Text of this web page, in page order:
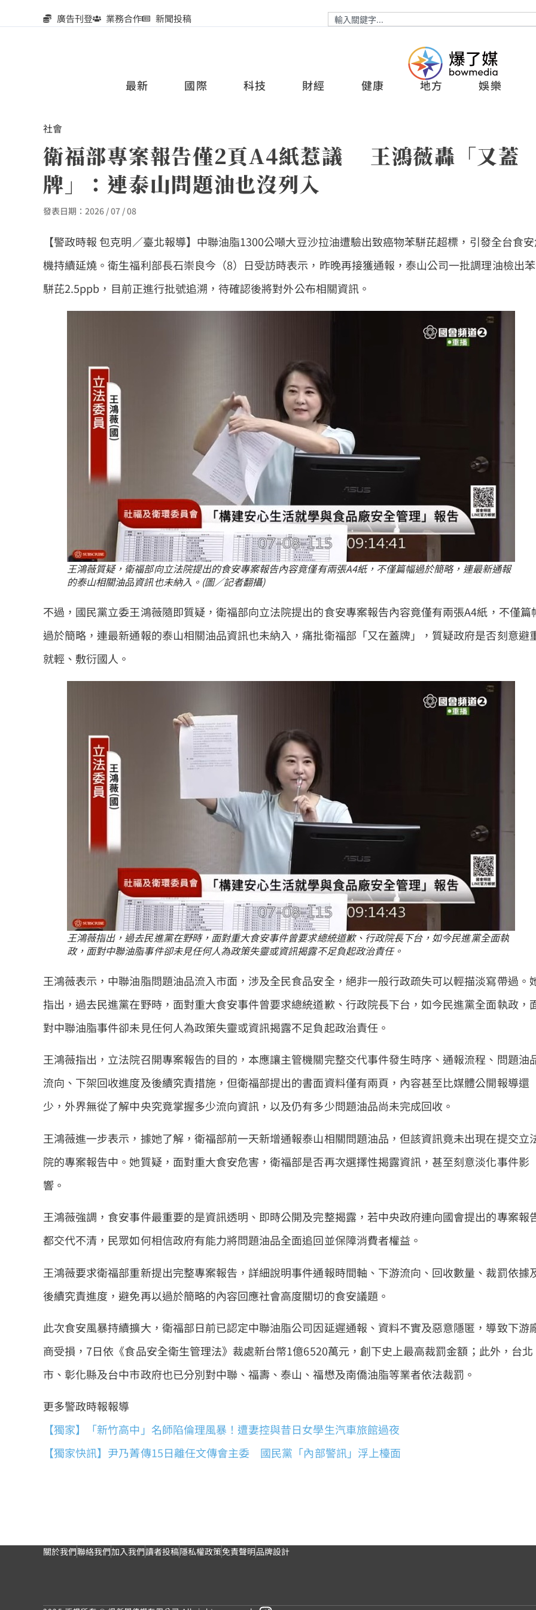
廣告刊登 業務合作 新聞投稿
最新 國際 科技 財經 健康 地方 娛樂
社會
衛福部專案報告僅2頁A4紙惹議 王鴻薇轟「又蓋
牌」：連泰山問題油也沒列入
發表日期： 2026 / 07 / 08
【警政時報 包克明／臺北報導】中聯油脂1300公噸大豆沙拉油遭驗出致癌物苯駢芘超標，引發全台食
機持續延燒。衛生福利部長石崇良今（8）日受訪時表示，昨晚再接獲通報，泰山公司一批調理油檢出苯
駢芘2.5ppb，目前正進行批號追溯，待確認後將對外公布相關資訊。
王鴻薇質疑，衛福部向立法院提出的食安專案報告內容竟僅有兩張A4紙，不僅篇幅過於簡略，連最新通報
的泰山相關油品資訊也未納入。(圖／記者翻攝)
不過，國民黨立委王鴻薇隨即質疑，衛福部向立法院提出的食安專案報告內容竟僅有兩張A4紙，不僅篇
過於簡略，連最新通報的泰山相關油品資訊也未納入，痛批衛福部「又在蓋牌」，質疑政府是否刻意避
就輕、敷衍國人。
王鴻薇指出，過去民進黨在野時，面對重大食安事件曾要求總統道歉、行政院長下台，如今民進黨全面執
政，面對中聯油脂事件卻未見任何人為政策失靈或資訊揭露不足負起政治責任。
王鴻薇表示，中聯油脂問題油品流入市面，涉及全民食品安全，絕非一般行政疏失可以輕描淡寫帶過。
指出，過去民進黨在野時，面對重大食安事件曾要求總統道歉、行政院長下台，如今民進黨全面執政，
對中聯油脂事件卻未見任何人為政策失靈或資訊揭露不足負起政治責任。
王鴻薇指出，立法院召開專案報告的目的，本應讓主管機關完整交代事件發生時序、通報流程、問題油
流向、下架回收進度及後續究責措施，但衛福部提出的書面資料僅有兩頁，內容甚至比媒體公開報導還
少，外界無從了解中央究竟掌握多少流向資訊，以及仍有多少問題油品尚未完成回收。
王鴻薇進一步表示，據她了解，衛福部前一天新增通報泰山相關問題油品，但該資訊竟未出現在提交立
院的專案報告中。她質疑，面對重大食安危害，衛福部是否再次選擇性揭露資訊，甚至刻意淡化事件影
響。
王鴻薇強調，食安事件最重要的是資訊透明、即時公開及完整揭露，若中央政府連向國會提出的專案報
都交代不清，民眾如何相信政府有能力將問題油品全面追回並保障消費者權益。
王鴻薇要求衛福部重新提出完整專案報告，詳細說明事件通報時間軸、下游流向、回收數量、裁罰依據
後續究責進度，避免再以過於簡略的內容回應社會高度關切的食安議題。
此次食安風暴持續擴大，衛福部日前已認定中聯油脂公司因延遲通報、資料不實及惡意隱匿，導致下游
商受損，7日依《食品安全衛生管理法》裁處新台幣1億6520萬元，創下史上最高裁罰金額；此外，台北
市、彰化縣及台中市政府也已分別對中聯、福壽、泰山、福懋及南僑油脂等業者依法裁罰。
更多警政時報報導
【獨家】「新竹高中」名師陷倫理風暴！遭妻控與昔日女學生汽車旅館過夜
【獨家快訊】尹乃菁傳15日離任文傳會主委 國民黨「內部警訊」浮上檯面
關於我們聯絡我們加入我們讀者投稿隱私權政策免責聲明品牌設計